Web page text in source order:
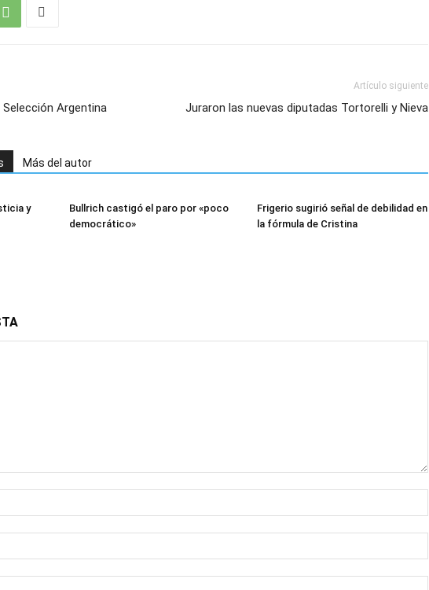
Selección Argentina
Artículo siguiente
Juraron las nuevas diputadas Tortorelli y Nieva
Más del autor
y
Bullrich castigó el paro por «poco
democrático»
Frigerio sugirió señal de debilidad en
la fórmula de Cristina